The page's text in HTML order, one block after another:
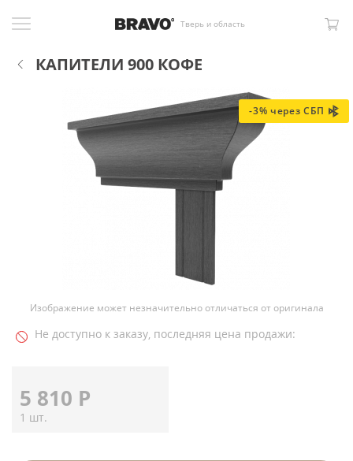
Тверь и область
КАПИТЕЛИ 900 КОФЕ
-3% через СБП
Изображение может незначительно отличаться от оригинала
Не доступно к заказу, последняя цена продажи:
5 810 Р
1 шт.